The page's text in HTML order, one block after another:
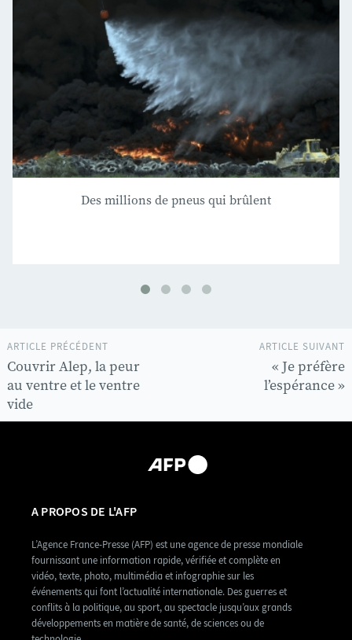
Des millions de pneus qui brûlent
ARTICLE SUIVANT
« Je préfère
l’espérance »
ARTICLE PRÉCÉDENT
Couvrir Alep, la peur
au ventre et le ventre
vide
A PROPOS DE L'AFP
L’Agence France-Presse (AFP) est une agence de presse mondiale
fournissant une information rapide, vérifiée et complète en
vidéo, texte, photo, multimédia et infographie sur les
événements qui font l’actualité internationale. Des guerres et
conflits à la politique, au sport, au spectacle jusqu’aux grands
développements en matière de santé, de sciences ou de